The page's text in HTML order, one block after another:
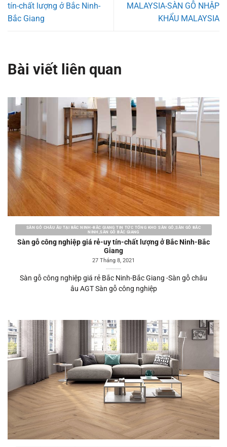
tín-chất lượng ở Bắc Ninh-
Bắc Giang
MALAYSIA-SÀN GỖ NHẬP
KHẨU MALAYSIA
Bài viết liên quan
SÀN GỖ CHÂU ÂU TẠI BẮC NINH-BẮC GIANG TIN TỨC TỔNG KHO SÀN GỖ,SÀN GỖ BẮC
NINH,SÀN GỖ BẮC GIANG
Sàn gỗ công nghiệp giá rẻ-uy tín-chất lượng ở Bắc Ninh-Bắc
Giang
27 Tháng 8, 2021
Sàn gỗ công nghiệp giá rẻ Bắc Ninh-Bắc Giang -Sàn gỗ châu
âu AGT Sàn gỗ công nghiệp